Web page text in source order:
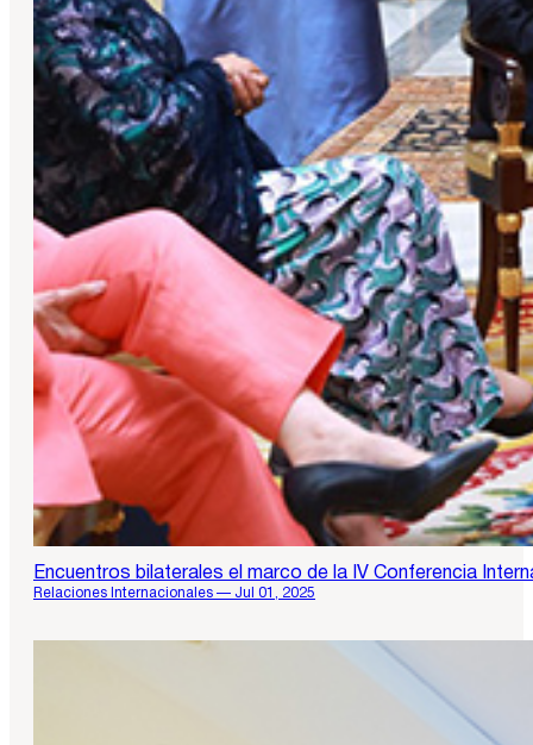
Encuentros bilaterales el marco de la IV Conferencia
Relaciones Internacionales — Jul 01, 2025